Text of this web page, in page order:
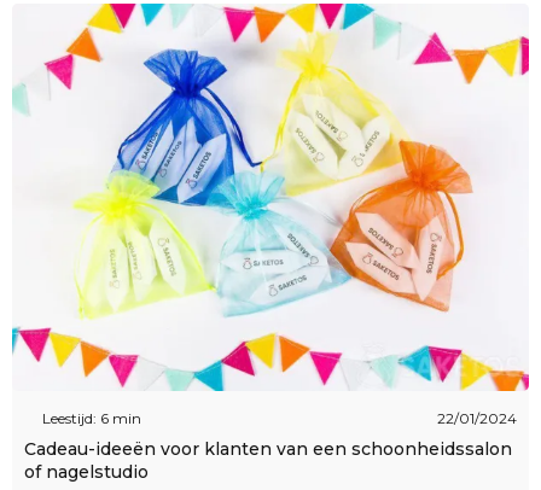
Leestijd: 6 min 22/01/2024
Cadeau-ideeën voor klanten van een schoonheidssalon
of nagelstudio